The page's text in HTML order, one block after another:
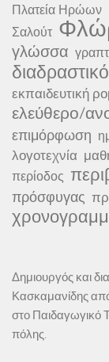
Πλατεία Ηρώων
Σαλούτ
γλώσσα
εκπαιδευτική
ελεύθερο/
επιμόρφωση
λογοτεχνία
περίοδος
πρόσφυγας
Δημιουργός και
Κασκαμανίδης
στο Παιδαγωγικό
πόλης.